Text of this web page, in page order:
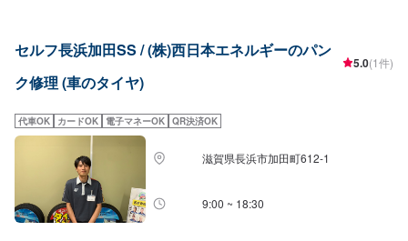
セルフ長浜加田SS / (株)西日本エネルギーのパン
ク修理 (車のタイヤ)
5.0(1件)
代車OK カードOK 電子マネーOK QR決済OK
滋賀県長浜市加田町612-1
9:00 ~ 18:30